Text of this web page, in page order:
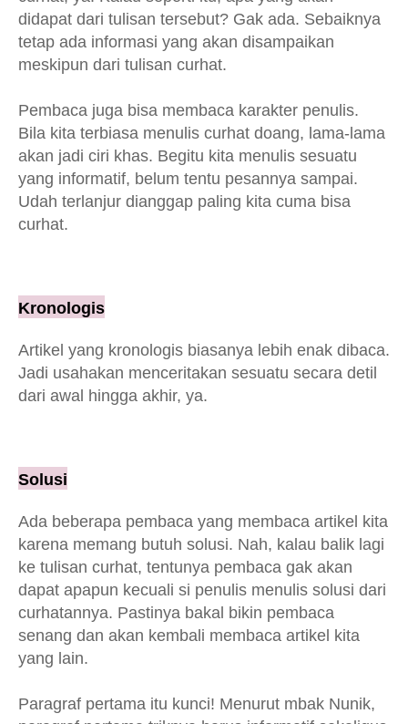
didapat dari tulisan tersebut? Gak ada. Sebaiknya
tetap ada informasi yang akan disampaikan
meskipun dari tulisan curhat.
Pembaca juga bisa membaca karakter penulis.
Bila kita terbiasa menulis curhat doang, lama-lama
akan jadi ciri khas. Begitu kita menulis sesuatu
yang informatif, belum tentu pesannya sampai.
Udah terlanjur dianggap paling kita cuma bisa
curhat.
Kronologis
Artikel yang kronologis biasanya lebih enak dibaca.
Jadi usahakan menceritakan sesuatu secara detil
dari awal hingga akhir, ya.
Solusi
Ada beberapa pembaca yang membaca artikel kita
karena memang butuh solusi. Nah, kalau balik lagi
ke tulisan curhat, tentunya pembaca gak akan
dapat apapun kecuali si penulis menulis solusi dari
curhatannya. Pastinya bakal bikin pembaca
senang dan akan kembali membaca artikel kita
yang lain.
Paragraf pertama itu kunci! Menurut mbak Nunik,